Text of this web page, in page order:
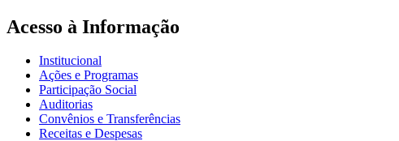
Acesso à Informação
Institucional
Ações e Programas
Participação Social
Auditorias
Convênios e Transferências
Receitas e Despesas